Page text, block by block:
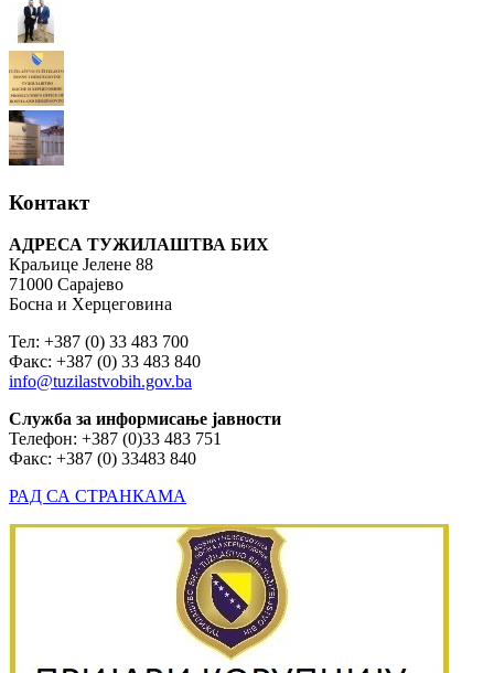
Контакт
АДРЕСА ТУЖИЛАШТВА БИХ
Краљице Јелене 88
71000 Сарајево
Босна и Херцеговина
Тел: +387 (0) 33 483 700
Факс: +387 (0) 33 483 840
info@tuzilastvobih.gov.ba
Служба за информисање јавности
Телефон: +387 (0)33 483 751
Факс: +387 (0) 33483 840
РАД СА СТРАНКАМА